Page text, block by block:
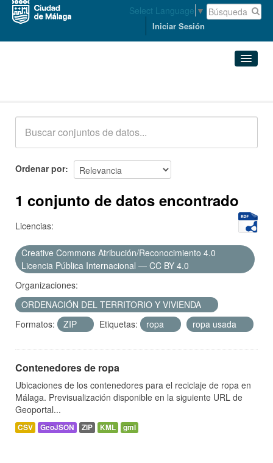
Select Language ▼
Iniciar Sesión
Acerca de
Ordenar por
1 conjunto de datos encontrado
Licencias:
Creative Commons Atribución/Reconocimiento 4.0
Licencia Pública Internacional — CC BY 4.0
Organizaciones:
ORDENACIÓN DEL TERRITORIO Y VIVIENDA
Formatos:
ZIP Etiquetas: ropa ropa usada
Contenedores de ropa
Ubicaciones de los contenedores para el reciclaje de ropa en
Málaga. Previsualización disponible en la siguiente URL de
Geoportal...
CSV GeoJSON ZIP KML gml